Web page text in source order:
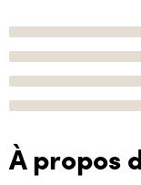
À propos